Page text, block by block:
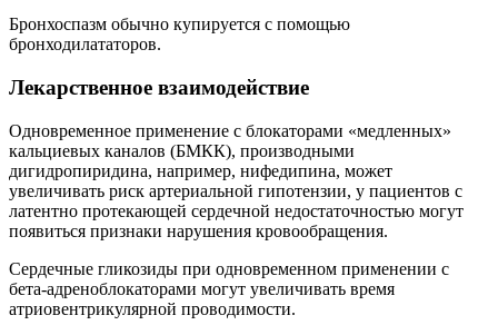
Бронхоспазм обычно купируется с помощью
бронходилататоров.
Лекарственное взаимодействие
Одновременное применение с блокаторами «медленных»
кальциевых каналов (БМКК), производными
дигидропиридина, например, нифедипина, может
увеличивать риск артериальной гипотензии, у пациентов с
латентно протекающей сердечной недостаточностью могут
появиться признаки нарушения кровообращения.
Сердечные гликозиды при одновременном применении с
бета-адреноблокаторами могут увеличивать время
атриовентрикулярной проводимости.